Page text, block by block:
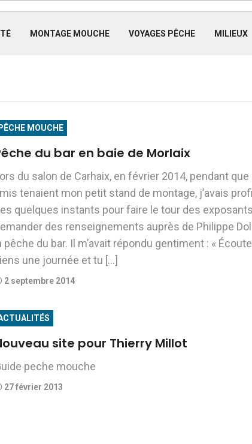
MONTAGE MOUCHE VOYAGES PÊCHE MILIEUX
MOUCHE
du bar en baie de Morlaix
du salon de Carhaix, en février 2014, pendant
tenaient mon petit stand de montage, j’avais
quelques instants pour faire le tour des
des renseignements auprès de Philippe
pêche du bar. Il m’avait répondu gentiment : «
une journée et tu […]
2 septembre 2014
site pour Thierry Millot
peche mouche
27 février 2013